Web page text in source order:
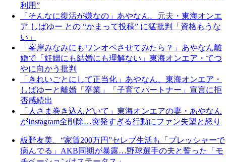
利用”
「そんなに復活が嫌なの」あやなん、元夫・東海オンエ
ア しばゆー との “かまって投稿” に猛批判「資格もうな
い」
「峯岸みなみにもワンオペさせてみたら？」あやなん離
婚で「妊婦にも結婚にも理解ない」東海オンエア・てつ
やに向かう批判
「きれいごとにして正当化」あやなん、東海オンエア・
しばゆーと離婚「卒業」「子育てパートナー」宣言に拒
否感続出
「人さま巻き込んどいて」東海オンエアの妻・あやなん
がInstagram全削除…突発すぎる行動にファン失望と怒り
板野友美、“家賃200万円”セレブ生活も「プレッシャーで
病んでる」AKB同期が暴露…野球選手の夫と誓った「モ